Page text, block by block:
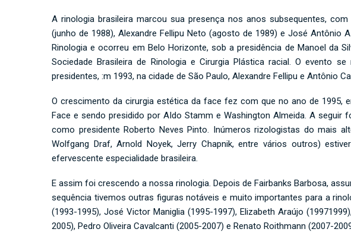
A rinologia brasileira marcou sua presença nos anos subsequentes,
(junho de 1988), Alexandre Fellipu Neto (agosto de 1989) e José Antônio
Rinologia e ocorreu em Belo Horizonte, sob a presidência de Manoel da
Sociedade Brasileira de Rinologia e Cirurgia Plástica racial. O evento
presidentes, :m 1993, na cidade de São Paulo, Alexandre Fellipu e Antônio
O crescimento da cirurgia estética da face fez com que no ano de 1995,
Face e sendo presidido por AIdo Stamm e Washington Almeida. A
como presidente Roberto Neves Pinto. Inúmeros rizologistas do mais
Wolfgang Draf, Arnold Noyek, Jerry Chapnik, entre vários outros)
efervescente especialidade brasileira.
E assim foi crescendo a nossa rinologia. Depois de Fairbanks Barbosa,
sequência tivemos outras figuras notáveis e muito importantes para a
(1993-1995), José Victor Maniglia (1995-1997), Elizabeth Araújo
2005), Pedro Oliveira Cavalcanti (2005-2007) e Renato Roithmann (2007-